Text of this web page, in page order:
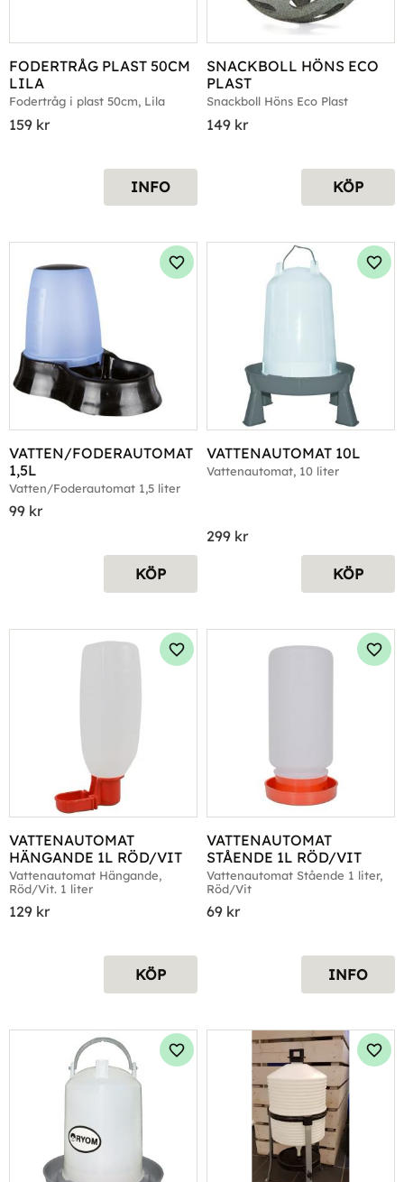
FODERTRÅG PLAST 50CM
LILA
Fodertråg i plast 50cm, Lila
159 kr
INFO
SNACKBOLL HÖNS ECO
PLAST
Snackboll Höns Eco Plast
149 kr
KÖP
VATTEN/FODERAUTOMAT
1,5L
Vatten/Foderautomat 1,5 liter
99 kr
Lägg till i favoriter
KÖP
VATTENAUTOMAT 10L
Vattenautomat, 10 liter
299 kr
KÖP
VATTENAUTOMAT
HÄNGANDE 1L RÖD/VIT
Vattenautomat Hängande,
Röd/Vit. 1 liter
129 kr
Lägg till i favoriter
KÖP
VATTENAUTOMAT
STÅENDE 1L RÖD/VIT
Vattenautomat Stående 1 liter,
Röd/Vit
69 kr
INFO
Lägg till i favoriter